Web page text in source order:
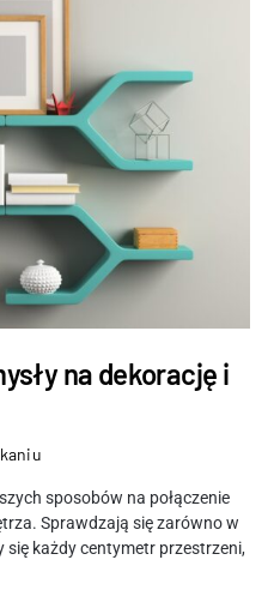
na dekorację i
sposobów na połączenie
Sprawdzają się zarówno w
się każdy centymetr przestrzeni,